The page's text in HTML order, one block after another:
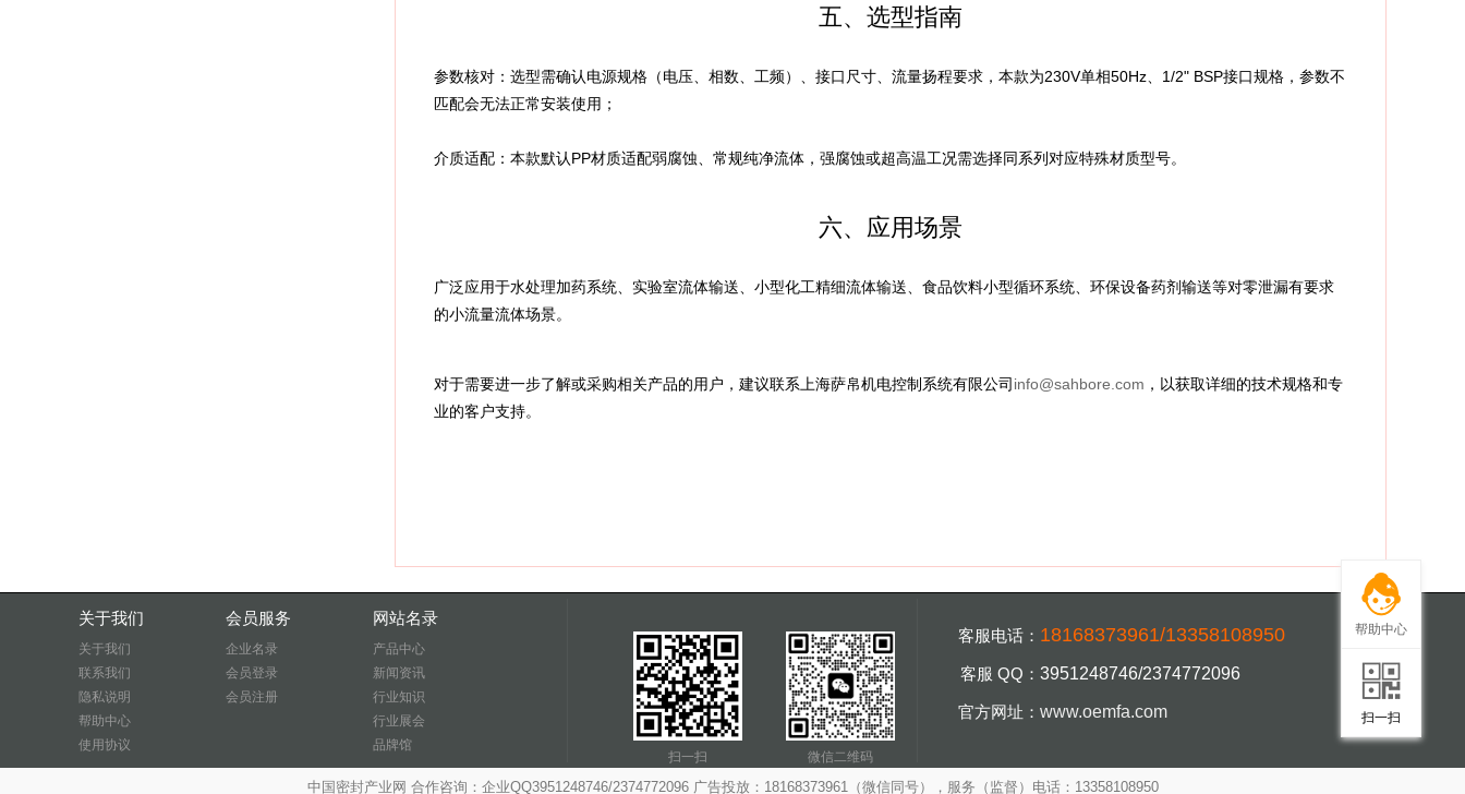
五、选型指南
参数核对：选型需确认电源规格（电压、相数、工频）、接口尺寸、流量扬程要求，本款为230V单相50Hz、1/2" BSP接口规格，参数不
匹配会无法正常安装使用；
介质适配：本款默认PP材质适配弱腐蚀、常规纯净流体，强腐蚀或超高温工况需选择同系列对应特殊材质型号。
六、应用场景
广泛应用于水处理加药系统、实验室流体输送、小型化工精细流体输送、食品饮料小型循环系统、环保设备药剂输送等对零泄漏有要求
的小流量流体场景。
对于需要进一步了解或采购相关产品的用户，建议联系上海萨帛机电控制系统有限公司 info@sahbore.com ，以获取详细的技术规格和专
业的客户支持。
关于我们
关于我们
联系我们
隐私说明
帮助中心
使用协议
会员服务
企业名录
会员登录
会员注册
网站名录
产品中心
新闻资讯
行业知识
行业展会
品牌馆
扫一扫 微信二维码
客服电话： 18168373961/13358108950
客服 QQ： 3951248746/2374772096
官方网址： www.oemfa.com
中国密封产业网 合作咨询：企业QQ3951248746/2374772096 广告投放：18168373961（微信同号），服务（监督）电话：13358108950
帮助中心
扫一扫
扫一扫，手机访